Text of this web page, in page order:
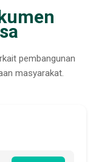
pembangunan
masyarakat.